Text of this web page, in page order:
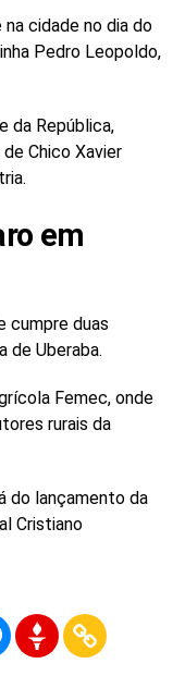
cidade no dia do
Pedro Leopoldo,
da República,
Chico Xavier
em
cumpre duas
de Uberaba.
Femec, onde
rurais da
do lançamento da
Cristiano